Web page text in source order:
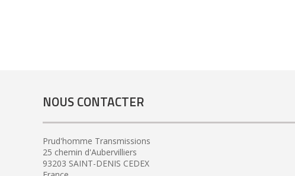
NOUS CONTACTER
Prud'homme Transmissions
25 chemin d'Aubervilliers
93203 SAINT-DENIS CEDEX